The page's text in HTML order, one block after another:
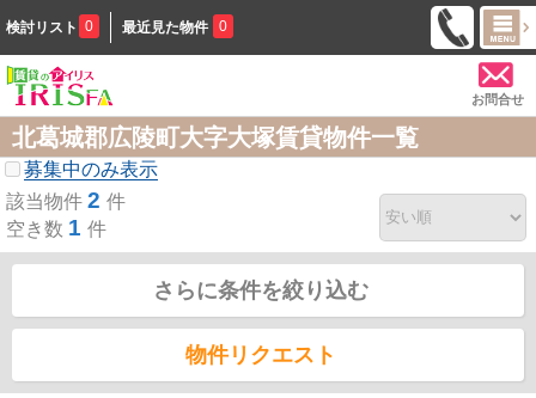
検討リスト 0 最近見た物件 0
お問合せ
北葛城郡広陵町大字大塚賃貸物件一覧
募集中のみ表示
該当物件 2 件
空き数 1 件
さらに条件を絞り込む
物件リクエスト